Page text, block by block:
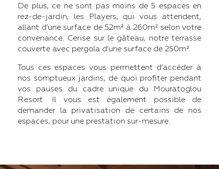
De plus, ce ne sont pas moins de 5 espaces en
rez-de-jardin, les Players, qui vous attendent,
allant d’une surface de 52m² à 260m² selon votre
convenance. Cerise sur le gâteau, notre terrasse
couverte avec pergola d’une surface de 250m².
Tous ces espaces vous permettent d’accéder à
nos somptueux jardins, de quoi profiter pendant
vos pauses du cadre unique du Mouratoglou
Resort. Il vous est également possible de
demander la privatisation de certains de nos
espaces, pour une prestation sur-mesure.